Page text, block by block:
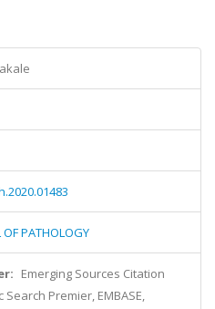
OF PATHOLOGY
Emerging Sources Citation
Search Premier, EMBASE,